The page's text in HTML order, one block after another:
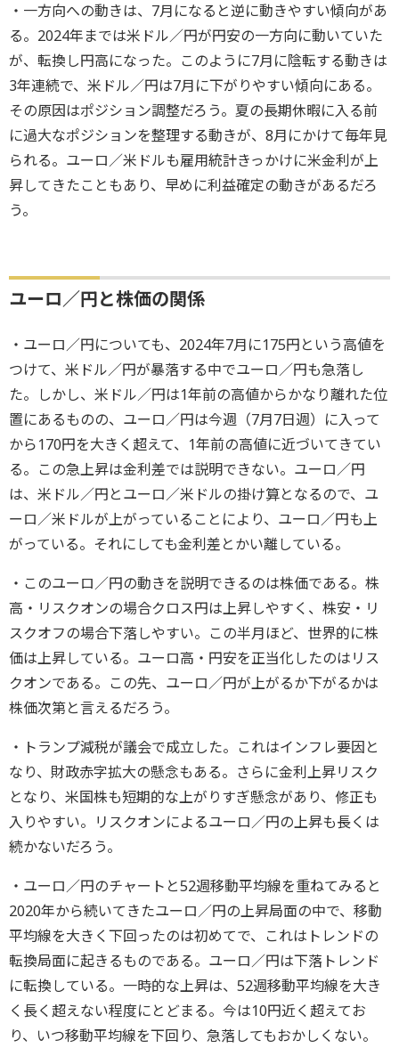
・一方向への動きは、7月になると逆に動きやすい傾向があ
る。2024年までは米ドル／円が円安の一方向に動いていた
が、転換し円高になった。このように7月に陰転する動きは
3年連続で、米ドル／円は7月に下がりやすい傾向にある。
その原因はポジション調整だろう。夏の長期休暇に入る前
に過大なポジションを整理する動きが、8月にかけて毎年見
られる。ユーロ／米ドルも雇用統計きっかけに米金利が上
昇してきたこともあり、早めに利益確定の動きがあるだろ
う。
ユーロ／円と株価の関係
・ユーロ／円についても、2024年7月に175円という高値を
つけて、米ドル／円が暴落する中でユーロ／円も急落し
た。しかし、米ドル／円は1年前の高値からかなり離れた位
置にあるものの、ユーロ／円は今週（7月7日週）に入って
から170円を大きく超えて、1年前の高値に近づいてきてい
る。この急上昇は金利差では説明できない。ユーロ／円
は、米ドル／円とユーロ／米ドルの掛け算となるので、ユ
ーロ／米ドルが上がっていることにより、ユーロ／円も上
がっている。それにしても金利差とかい離している。
・このユーロ／円の動きを説明できるのは株価である。株
高・リスクオンの場合クロス円は上昇しやすく、株安・リ
スクオフの場合下落しやすい。この半月ほど、世界的に株
価は上昇している。ユーロ高・円安を正当化したのはリス
クオンである。この先、ユーロ／円が上がるか下がるかは
株価次第と言えるだろう。
・トランプ減税が議会で成立した。これはインフレ要因と
なり、財政赤字拡大の懸念もある。さらに金利上昇リスク
となり、米国株も短期的な上がりすぎ懸念があり、修正も
入りやすい。リスクオンによるユーロ／円の上昇も長くは
続かないだろう。
・ユーロ／円のチャートと52週移動平均線を重ねてみると
2020年から続いてきたユーロ／円の上昇局面の中で、移動
平均線を大きく下回ったのは初めてで、これはトレンドの
転換局面に起きるものである。ユーロ／円は下落トレンド
に転換している。一時的な上昇は、52週移動平均線を大き
く長く超えない程度にとどまる。今は10円近く超えてお
り、いつ移動平均線を下回り、急落してもおかしくない。